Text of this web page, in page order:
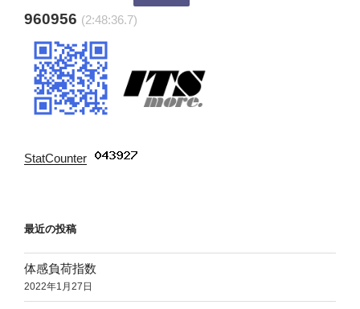
960956 (2:48:37.28)
StatCounter
最近の投稿
体感負荷指数
2022年1月27日